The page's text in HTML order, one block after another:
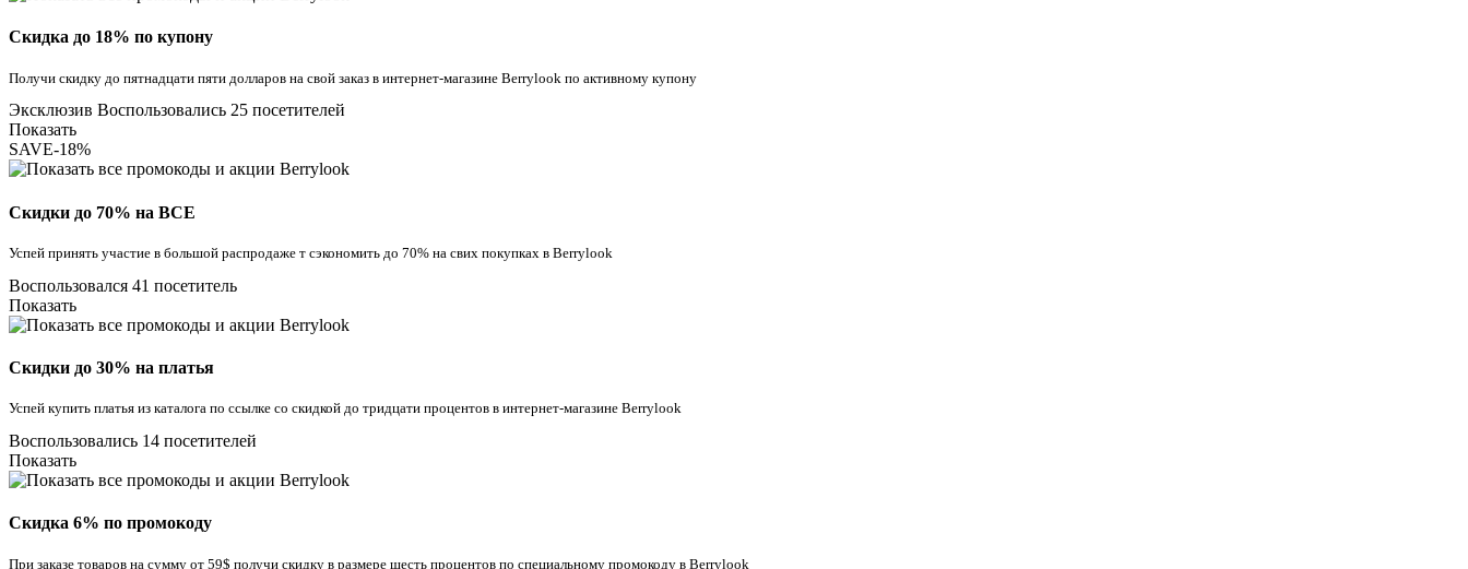
Скидка до 18% по купону
Получи скидку до пятнадцати пяти долларов на свой заказ в интернет-магазине Berrylook по активному купону
Эксклюзив Воспользовались 25 посетителей
Показать
SAVE-18%
Скидки до 70% на ВСЕ
Успей принять участие в большой распродаже т сэкономить до 70% на свих покупках в Berrylook
Воспользовался 41 посетитель
Показать
Скидки до 30% на платья
Успей купить платья из каталога по ссылке со скидкой до тридцати процентов в интернет-магазине Berrylook
Воспользовались 14 посетителей
Показать
Скидка 6% по промокоду
При заказе товаров на сумму от 59$ получи скидку в размере шесть процентов по специальному промокоду в Berrylook